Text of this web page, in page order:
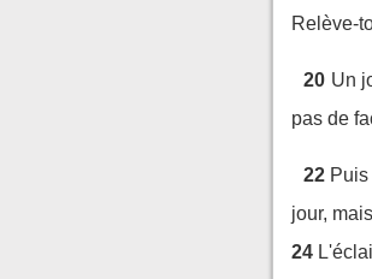
Relève-
20 Un
pas de
22
jour,
24